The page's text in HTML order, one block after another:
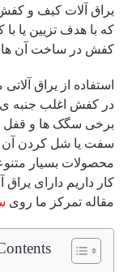
یراق آلات کیف و
که با هدف تزیین یا
کفش در ساخت آن ها
استفاده از یراق
در کفش اغلب جنبه ی
برخی سگک ها و قفل
سفت یا شل کردن آن
محصولات بسیار
کار داریم دارای یراق
مقاله تمرکز ما روی